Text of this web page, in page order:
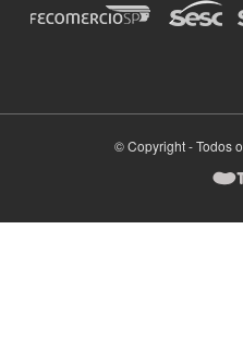
© Copyright - Todos